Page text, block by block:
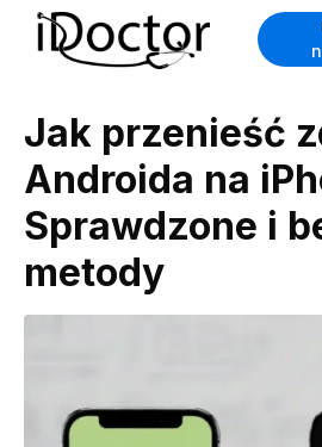
Jak przenieść
Androida na
Sprawdzone i
metody